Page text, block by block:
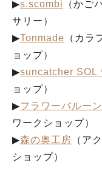
▶︎s.scombi
（かご
サリー）
▶︎Tonmade （カラ
ョップ）
▶︎suncatcher SOL
ョップ）
▶︎フラワーバルー
ワークショップ）
▶︎森の奥工房 （ア
ショップ）